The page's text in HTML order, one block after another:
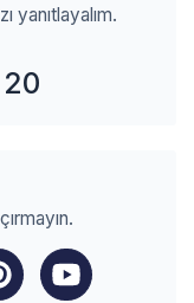
yanıtlayalım.